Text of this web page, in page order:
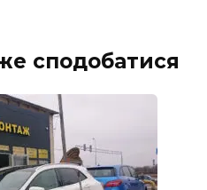
сподобатися